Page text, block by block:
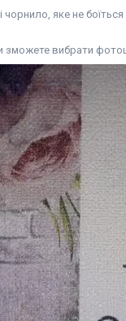
яке не
зможете вибрати